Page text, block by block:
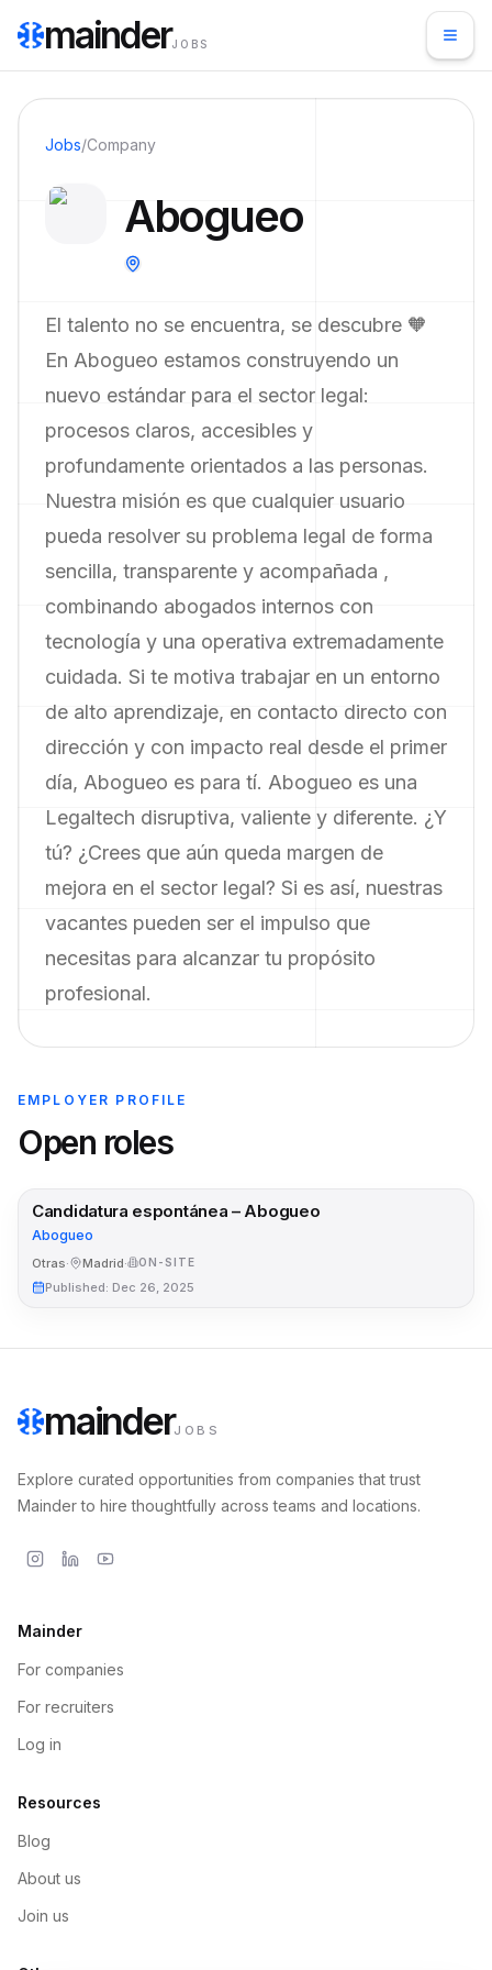
mainderJOBS
Jobs/Company
Abogueo
El talento no se encuentra, se descubre 🧡
En Abogueo estamos construyendo un
nuevo estándar para el sector legal:
procesos claros, accesibles y
profundamente orientados a las personas.
Nuestra misión es que cualquier usuario
pueda resolver su problema legal de forma
sencilla, transparente y acompañada ,
combinando abogados internos con
tecnología y una operativa extremadamente
cuidada. Si te motiva trabajar en un entorno
de alto aprendizaje, en contacto directo con
dirección y con impacto real desde el primer
día, Abogueo es para tí. Abogueo es una
Legaltech disruptiva, valiente y diferente. ¿Y
tú? ¿Crees que aún queda margen de
mejora en el sector legal? Si es así, nuestras
vacantes pueden ser el impulso que
necesitas para alcanzar tu propósito
profesional.
EMPLOYER PROFILE
Open roles
Candidatura espontánea – Abogueo
Abogueo
Otras· Madrid· ON-SITE
Published: Dec 26, 2025
mainderJOBS
Explore curated opportunities from companies that trust
Mainder to hire thoughtfully across teams and locations.
Mainder
For companies
For recruiters
Log in
Resources
Blog
About us
Join us